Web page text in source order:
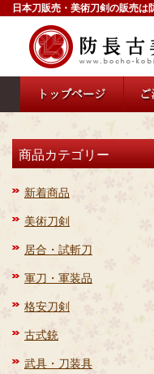
日本刀販売・美術刀剣の販売は
商品カテゴリー
新着商品
美術刀剣
居合・試斬刀
軍刀・軍装品
格安刀剣
古式銃
武具・刀装具